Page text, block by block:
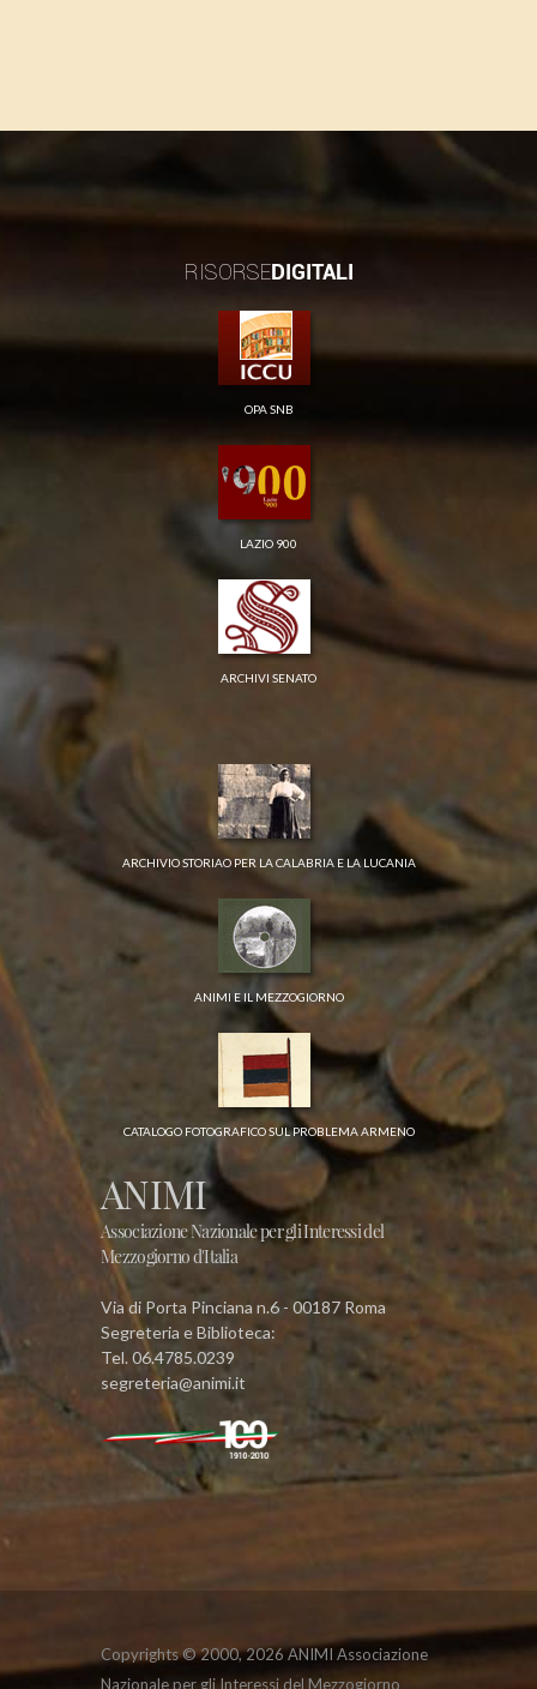
RISORSEDIGITALI
OPA SNB
LAZIO 900
ARCHIVI SENATO
ARCHIVIO STORIAO PER LA CALABRIA E LA LUCANIA
ANIMI E IL MEZZOGIORNO
CATALOGO FOTOGRAFICO SUL PROBLEMA ARMENO
ANIMI
Associazione Nazionale per gli Interessi del
Mezzogiorno d'Italia
Via di Porta Pinciana n.6 - 00187 Roma
Segreteria e Biblioteca:
Tel. 06.4785.0239
segreteria@animi.it
Copyrights © 2000,2026 ANIMI Associazione
Nazionale per gli Interessi del Mezzogiorno